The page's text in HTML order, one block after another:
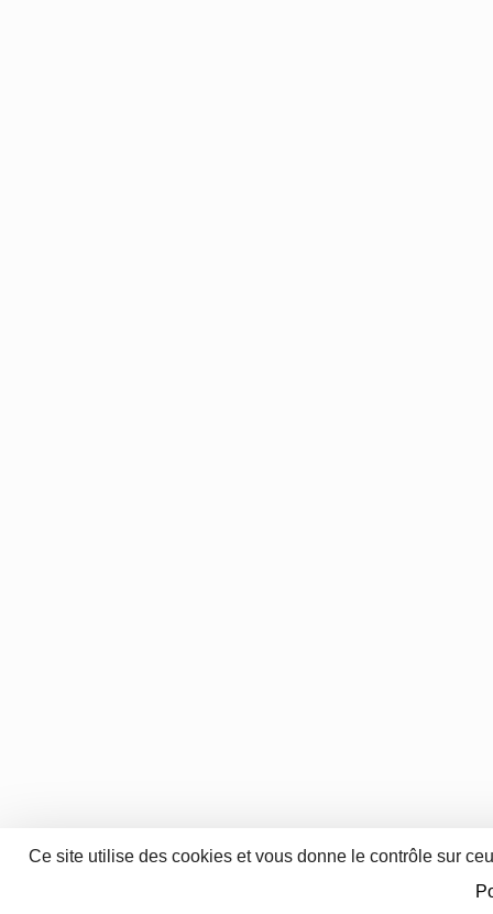
Ce site utilise des cookies et vous donne le contrôle sur